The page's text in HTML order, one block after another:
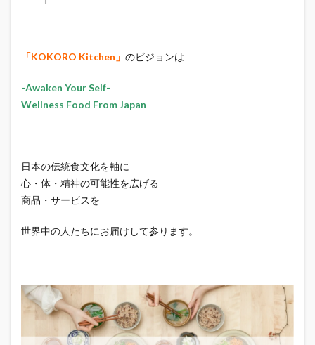
「KOKORO Kitchen」 のビジョンは
-Awaken Your Self-
Wellness Food From Japan
日本の伝統食文化を軸に
心・体・精神の可能性を広げる
商品・サービスを
世界中の人たちにお届けして参ります。